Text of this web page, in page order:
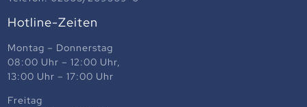
Hotline-Zeiten
Montag – Donnerstag
08:00 Uhr – 12:00 Uhr,
13:00 Uhr – 17:00 Uhr
Freitag